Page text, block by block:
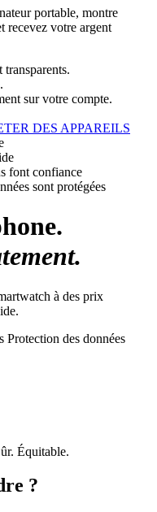
portable, montre
recevez votre argent
transparents.
sur votre compte.
DES APPAREILS
font confiance
sont protégées
à des prix
Protection des données
Équitable.
?